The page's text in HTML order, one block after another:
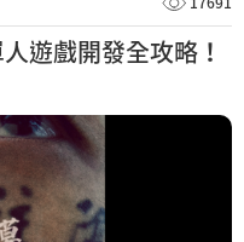
遊戲開發全攻略！